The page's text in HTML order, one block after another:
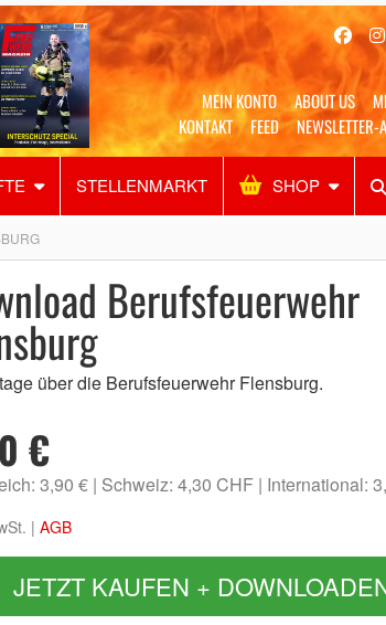
MEIN KONTO ABOUT US
KONTAKT
FEED
STELLENMARKT SHOP
Alles Shop
Berufsfeuerwehr
über die Berufsfeuerwehr Flensburg.
€
3,90 € Schweiz: 4,30 CHF International:
| AGB
JETZT KAUFEN +